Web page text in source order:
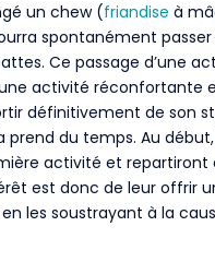
un chew (friandise à
spontanément passer
Ce passage d’une
activité réconfortante
définitivement de son
prend du temps. Au
activité et repartiront
est donc de leur offrir
les soustrayant à la